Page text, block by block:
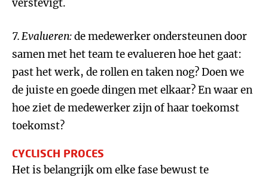
verstevigt.
7.Evalueren:de medewerker ondersteunen door
samen met het team te evalueren hoe het gaat:
past het werk, de rollen en taken nog? Doen we
de juiste en goede dingen met elkaar? En waar en
hoe ziet de medewerker zijn of haar toekomst
toekomst?
CYCLISCH PROCES
Het is belangrijk om elke fase bewust te